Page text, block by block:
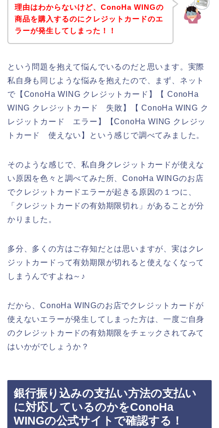
理由はわからないけど、ConoHa WINGの
商品を購入するのにクレジットカードのエ
ラーが発生してしまった！！
という問題を抱えて悩んでいるのだと思います。実際
私自身も同じような悩みを抱えたので、まず、ネット
で【ConoHa WING クレジットカード】【 ConoHa
WING クレジットカード 失敗】【 ConoHa WING ク
レジットカード エラー】【ConoHa WING クレジッ
トカード 使えない】という感じで調べてみました。
そのような感じで、私自身クレジットカードが使えな
い原因を色々と調べてみた所、ConoHa WINGのお店
でクレジットカードエラーが起きる原因の１つに、
「クレジットカードの有効期限切れ」があることが分
かりました。
多分、多くの方はご存知だとは思いますが、実はクレ
ジットカードって有効期限が切れると使えなくなって
しまうんですよね～♪
だから、ConoHa WINGのお店でクレジットカードが
使えないエラーが発生してしまった方は、一度ご自身
のクレジットカードの有効期限をチェックされてみて
はいかがでしょうか？
銀行振り込みの支払い方法の支払い
に対応しているのかをConoHa
WINGの公式サイトで確認する！